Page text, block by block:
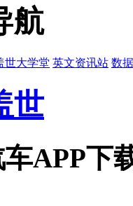
航
世大学堂 英文资讯站 数
世
APP下